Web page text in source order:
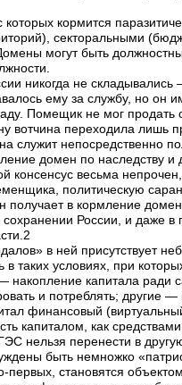
кормится
секторальными
могут быть
никогда не складывались
ему за службу, но он
Помещик не мог
переходила лишь
служит непосредственно
домен по наследству
консенсус весьма
политическую
в кормление
России, и даже
в ней присутствует
таких условиях, при
капитала ради
и потреблять; другие
финансовый
капиталом, как
нельзя перенести в
быть немножко
первых, становятся